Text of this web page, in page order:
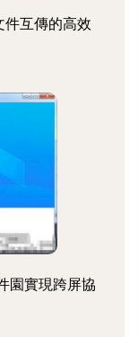
件互傳的高效
園實現跨屏協